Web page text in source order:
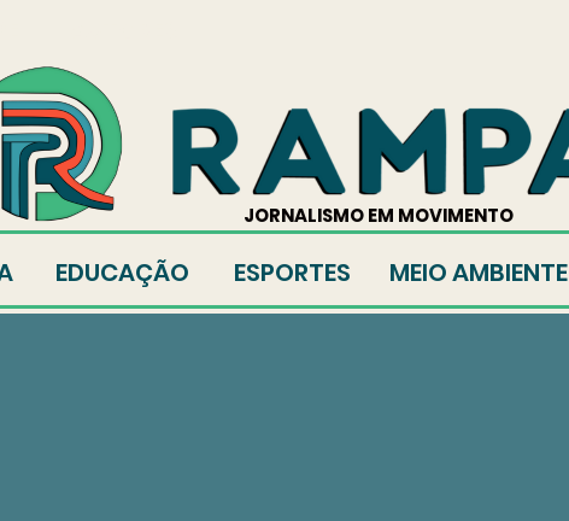
JORNALISMO EM MOVIMENTO
ESPORTES MEIO AMBIENTE
EDUCAÇÃO